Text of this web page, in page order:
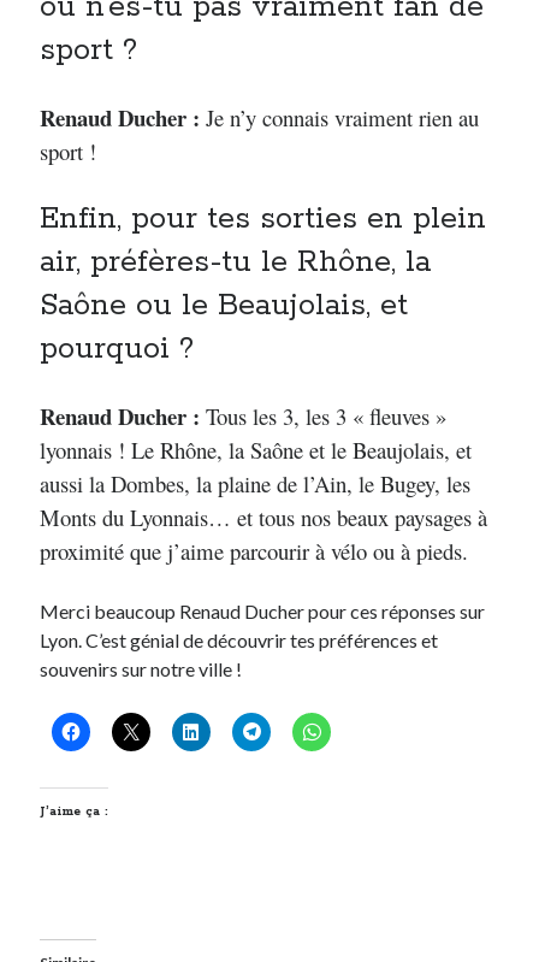
ou n’es-tu pas vraiment fan de
sport ?
Renaud Ducher : Je n’y connais vraiment rien au
sport !
Enfin, pour tes sorties en plein
air, préfères-tu le Rhône, la
Saône ou le Beaujolais, et
pourquoi ?
Renaud Ducher : Tous les 3, les 3 « fleuves »
lyonnais ! Le Rhône, la Saône et le Beaujolais, et
aussi la Dombes, la plaine de l’Ain, le Bugey, les
Monts du Lyonnais… et tous nos beaux paysages à
proximité que j’aime parcourir à vélo ou à pieds.
Merci beaucoup Renaud Ducher pour ces réponses sur
Lyon. C’est génial de découvrir tes préférences et
souvenirs sur notre ville !
J’aime ça :